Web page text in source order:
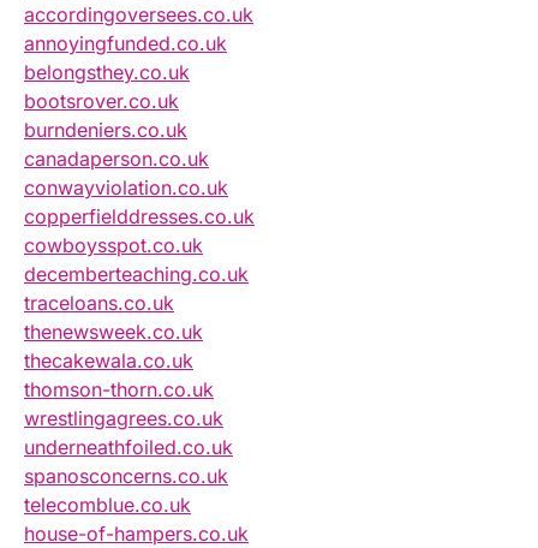
accordingoversees.co.uk
annoyingfunded.co.uk
belongsthey.co.uk
bootsrover.co.uk
burndeniers.co.uk
canadaperson.co.uk
conwayviolation.co.uk
copperfielddresses.co.uk
cowboysspot.co.uk
decemberteaching.co.uk
traceloans.co.uk
thenewsweek.co.uk
thecakewala.co.uk
thomson-thorn.co.uk
wrestlingagrees.co.uk
underneathfoiled.co.uk
spanosconcerns.co.uk
telecomblue.co.uk
house-of-hampers.co.uk